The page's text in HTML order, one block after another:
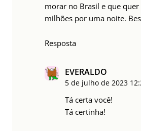
morar no Brasil e que
milhões por uma noite.
Resposta
EVERALDO
5 de julho de 2023
Tá certa você!
Tá certinha!